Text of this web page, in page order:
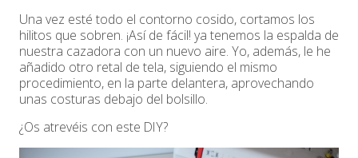
Una vez esté todo el contorno cosido, cortamos los
hilitos que sobren. ¡Así de fácil! ya tenemos la espalda de
nuestra cazadora con un nuevo aire. Yo, además, le he
añadido otro retal de tela, siguiendo el mismo
procedimiento, en la parte delantera, aprovechando
unas costuras debajo del bolsillo.
¿Os atrevéis con este DIY?